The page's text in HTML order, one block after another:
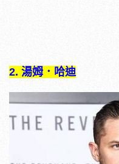
2. 湯姆．哈迪